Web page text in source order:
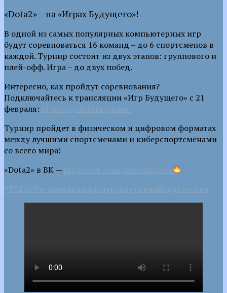
«Dota2» – на «Играх Будущего»!
В одной из самых популярных компьютерных игр
будут соревноваться 16 команд – до 6 спортсменов в
каждой. Турнир состоит из двух этапов: группового и
плей-офф. Игра – до двух побед.
Интересно, как пройдут соревнования?
Подключайтесь к трансляции «Игр Будущего» с 21
февраля: https://gofuture.games/
Турнир пройдет в физическом и цифровом форматах
между лучшими спортсменами и киберспортсменами
со всего мира!
«Dota2» в ВК — https://vk.com/gamesofuture
#ТОГАУРегиональныйцентрспортивнойподготовки